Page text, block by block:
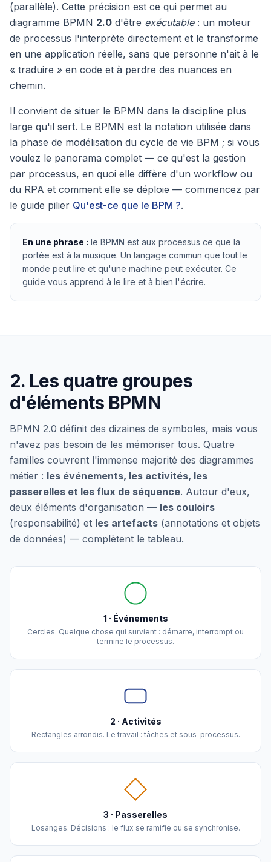
(parallèle). Cette précision est ce qui permet au
diagramme BPMN 2.0 d'être exécutable: un moteur
de processus l'interprète directement et le transforme
en une application réelle, sans que personne n'ait à le
« traduire » en code et à perdre des nuances en
chemin.
Il convient de situer le BPMN dans la discipline plus
large qu'il sert. Le BPMN est la notation utilisée dans
la phase de modélisation du cycle de vie BPM ; si vous
voulez le panorama complet — ce qu'est la gestion
par processus, en quoi elle diffère d'un workflow ou
du RPA et comment elle se déploie — commencez par
le guide pilier Qu'est-ce que le BPM ?.
En une phrase : le BPMN est aux processus ce que la
portée est à la musique. Un langage commun que tout le
monde peut lire et qu'une machine peut exécuter. Ce
guide vous apprend à le lire et à bien l'écrire.
2. Les quatre groupes
d'éléments BPMN
BPMN 2.0 définit des dizaines de symboles, mais vous
n'avez pas besoin de les mémoriser tous. Quatre
familles couvrent l'immense majorité des diagrammes
métier : les événements, les activités, les
passerelles et les flux de séquence. Autour d'eux,
deux éléments d'organisation — les couloirs
(responsabilité) et les artefacts (annotations et objets
de données) — complètent le tableau.
1 · Événements
Cercles. Quelque chose qui survient : démarre, interrompt ou
termine le processus.
2 · Activités
Rectangles arrondis. Le travail : tâches et sous-processus.
3 · Passerelles
Losanges. Décisions : le flux se ramifie ou se synchronise.